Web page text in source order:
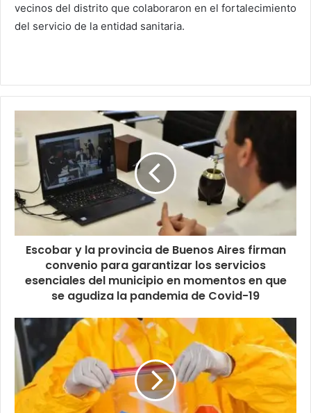
vecinos del distrito que colaboraron en el fortalecimiento
del servicio de la entidad sanitaria.
Escobar y la provincia de Buenos Aires firman
convenio para garantizar los servicios
esenciales del municipio en momentos en que
se agudiza la pandemia de Covid-19